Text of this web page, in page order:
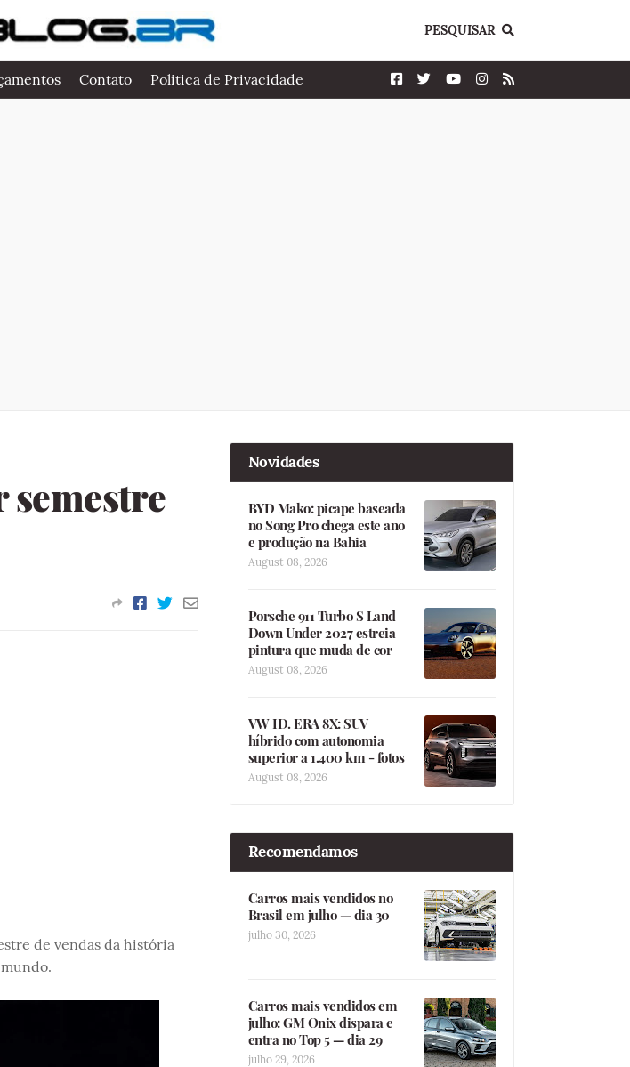
PESQUISAR
Contato Politica de Privacidade
de vendas da história
Novidades
BYD Mako: picape baseada
no Song Pro chega este ano
e produção na Bahia
August 08, 2026
Porsche 911 Turbo S Land
Down Under 2027 estreia
pintura que muda de cor
August 08, 2026
VW ID. ERA 8X: SUV
híbrido com autonomia
superior a 1.400 km - fotos
August 08, 2026
Recomendamos
Carros mais vendidos no
Brasil em julho — dia 30
julho 30, 2026
Carros mais vendidos em
julho: GM Onix dispara e
entra no Top 5 — dia 29
julho 29, 2026